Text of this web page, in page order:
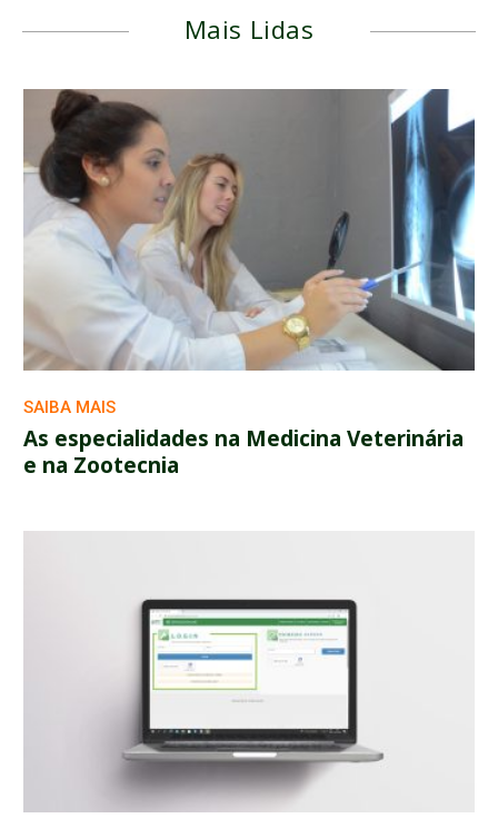
Mais Lidas
SAIBA MAIS
As especialidades na Medicina Veterinária
e na Zootecnia